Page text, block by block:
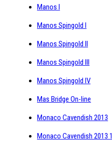
Manos I
Manos Spingold I
Manos Spingold II
Manos Spingold III
Manos Spingold IV
Mas Bridge On-line
Monaco Cavendish 2013
Monaco Cavendish 2013 1